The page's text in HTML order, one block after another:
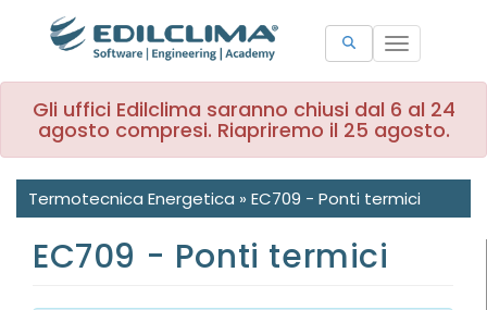
Toggle
navigation
Gli uffici Edilclima saranno chiusi dal 6 al 24
agosto compresi. Riapriremo il 25 agosto.
Termotecnica Energetica » EC709 - Ponti termici
EC709 - Ponti termici